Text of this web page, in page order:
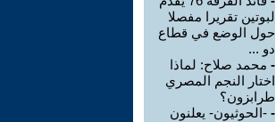
لبوتين تقريرا مفصلا
حول الوضع في قطاع
دو ...
- محمد صلاح: لماذا
اختار النجم المصري
طرابزون؟
- -الحوثيون- يعلنون